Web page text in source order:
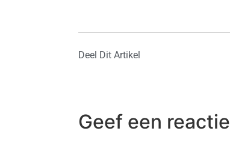
Deel Dit Artikel
Geef een reactie